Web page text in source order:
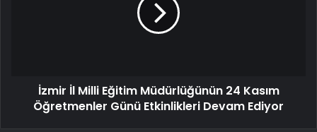
İzmir İl Milli Eğitim Müdürlüğünün 24 Kasım
Öğretmenler Günü Etkinlikleri Devam Ediyor